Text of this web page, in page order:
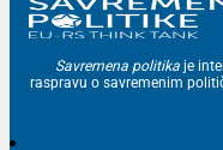
Savremena politika je
raspravu o savremenim